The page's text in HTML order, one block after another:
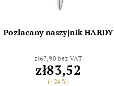
Pozłacany naszyjnik HARDY
zł67,90 bez VAT
zł83,52
(–24 %)